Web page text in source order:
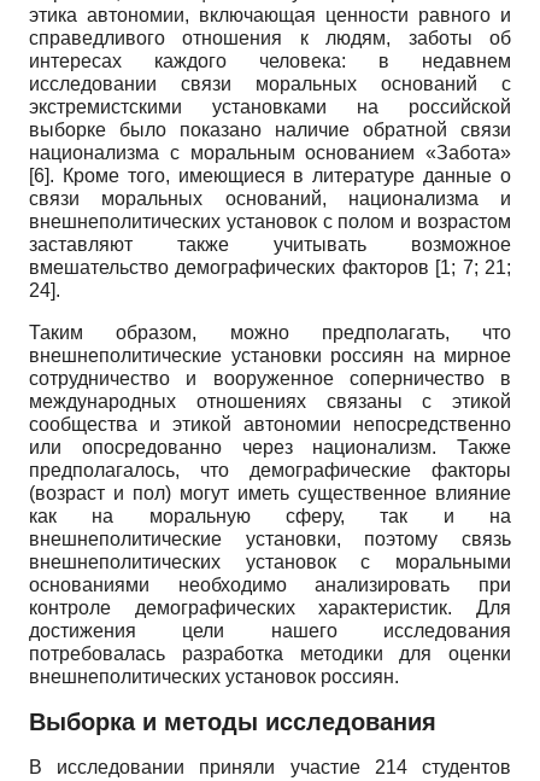
этика автономии, включающая ценности равного и
справедливого отношения к людям, заботы об
интересах каждого человека: в недавнем
исследовании связи моральных оснований с
экстремистскими установками на российской
выборке было показано наличие обратной связи
национализма с моральным основанием «Забота»
[6]. Кроме того, имеющиеся в литературе данные о
связи моральных оснований, национализма и
внешнеполитических установок с полом и возрастом
заставляют также учитывать возможное
вмешательство демографических факторов [1; 7; 21;
24].
Таким образом, можно предполагать, что
внешнеполитические установки россиян на мирное
сотрудничество и вооруженное соперничество в
международных отношениях связаны с этикой
сообщества и этикой автономии непосредственно
или опосредованно через национализм. Также
предполагалось, что демографические факторы
(возраст и пол) могут иметь существенное влияние
как на моральную сферу, так и на
внешнеполитические установки, поэтому связь
внешнеполитических установок с моральными
основаниями необходимо анализировать при
контроле демографических характеристик. Для
достижения цели нашего исследования
потребовалась разработка методики для оценки
внешнеполитических установок россиян.
Выборка и методы исследования
В исследовании приняли участие 214 студентов